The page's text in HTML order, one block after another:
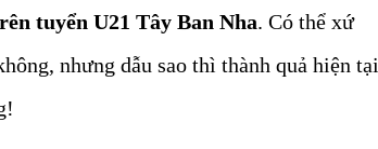
tuyển U21 Tây Ban Nha. Có thể xứ
nhưng dẫu sao thì thành quả hiện tại